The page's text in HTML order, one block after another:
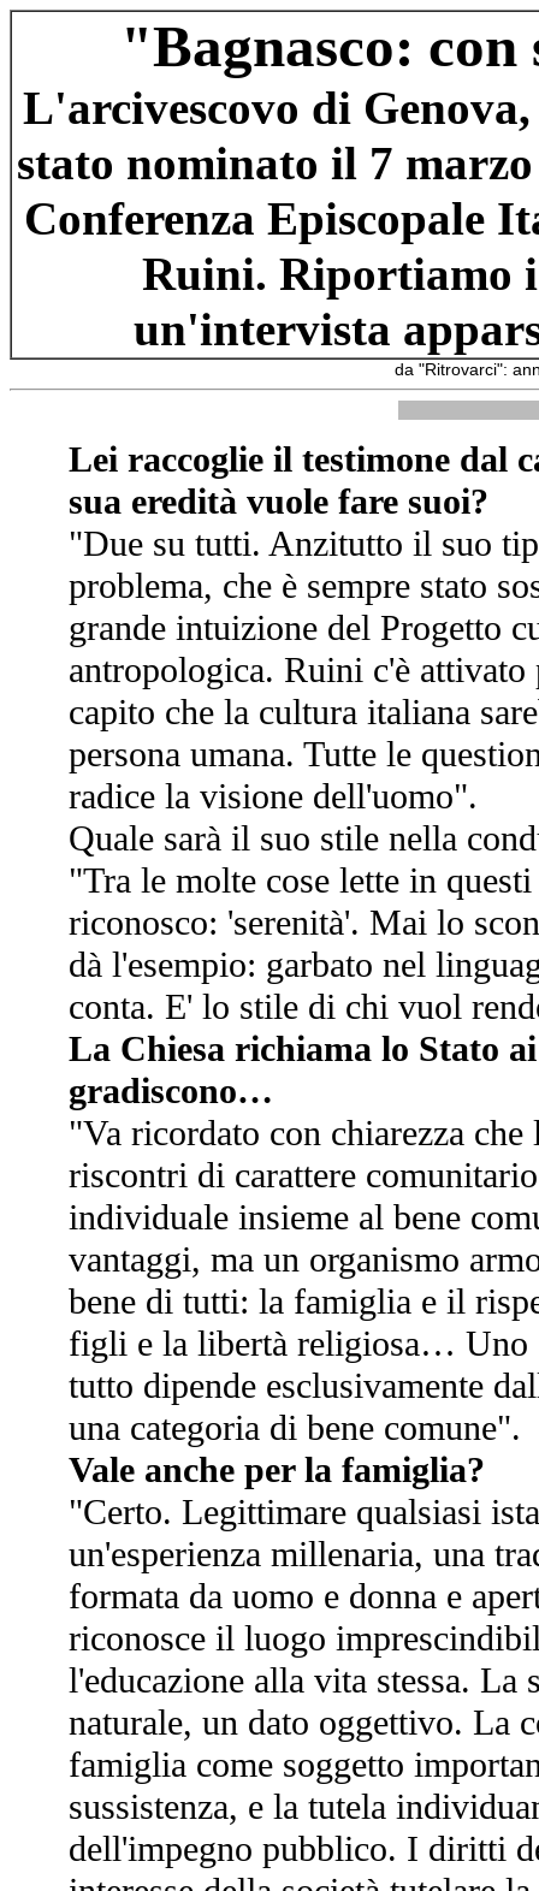
"Bagnasco:
L'arcivescovo di
stato nominato il 7
Conferenza Episcopale
Ruini. Riportiamo
un'intervista
da "Ritrovarci":
Lei raccoglie il testimone dal
sua eredità vuole fare suoi?
"Due su tutti. Anzitutto il suo
problema, che è sempre stato
grande intuizione del Progetto
antropologica. Ruini c'è
capito che la cultura italiana
persona umana. Tutte le
radice la visione dell'uomo".
Quale sarà il suo stile nella
"Tra le molte cose lette in
riconosco: 'serenità'. Mai lo
dà l'esempio: garbato nel
conta. E' lo stile di chi vuol
La Chiesa richiama lo Stato
gradiscono…
"Va ricordato con chiarezza
riscontri di carattere
individuale insieme al bene
vantaggi, ma un organismo
bene di tutti: la famiglia e il
figli e la libertà religiosa… Uno
tutto dipende esclusivamente
una categoria di bene comune".
Vale anche per la famiglia?
"Certo. Legittimare qualsiasi
un'esperienza millenaria, una
formata da uomo e donna e
riconosce il luogo
l'educazione alla vita stessa. La
naturale, un dato oggettivo. La
famiglia come soggetto
sussistenza, e la tutela
dell'impegno pubblico. I diritti